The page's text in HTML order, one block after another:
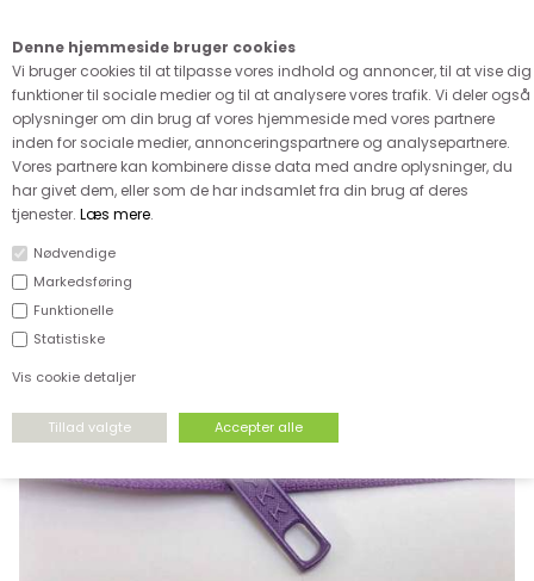
Denne hjemmeside bruger cookies
Vi bruger cookies til at tilpasse vores indhold og annoncer, til at vise dig
funktioner til sociale medier og til at analysere vores trafik. Vi deler også
oplysninger om din brug af vores hjemmeside med vores partnere
inden for sociale medier, annonceringspartnere og analysepartnere.
Vores partnere kan kombinere disse data med andre oplysninger, du
har givet dem, eller som de har indsamlet fra din brug af deres
tjenester. Læs mere.
Nødvendige
Markedsføring
Funktionelle
Statistiske
Vis cookie detaljer
FORSIDE›TILBEHØR›